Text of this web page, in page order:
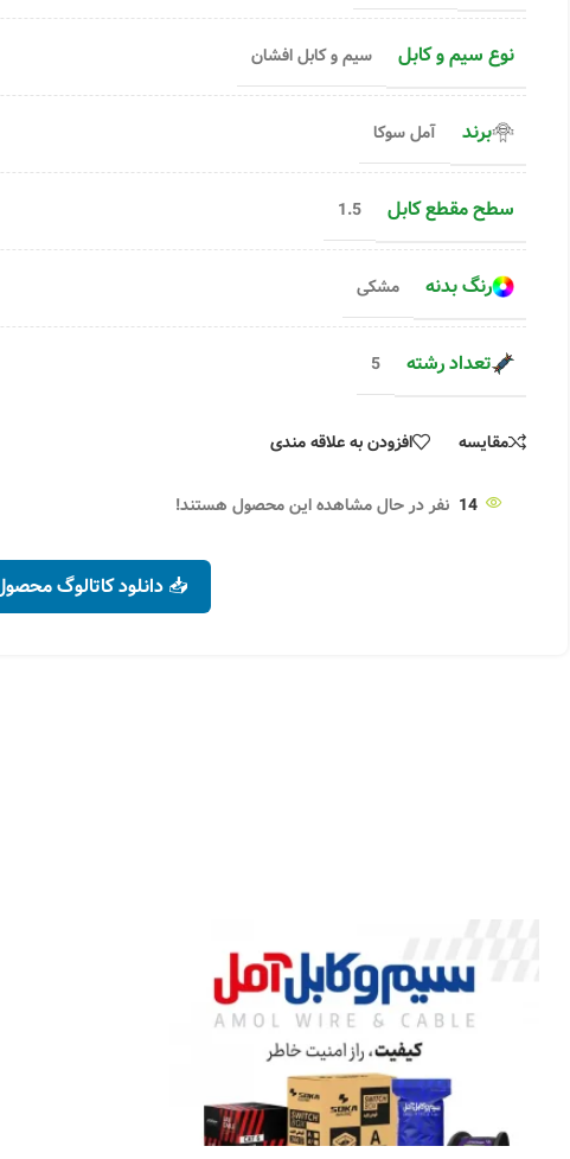
کد محصول :5936
انتخاب گزینه ها
نوع سیم و کابل سیم و کابل افشان
برند آمل سوکا
سطح مقطع کابل 1.5
رنگ بدنه مشکی
تعداد رشته 5
مقایسه افزودن به علاقه مندی
14 نفر در حال مشاهده این محصول هستند!
📥 دانلود کاتالوگ